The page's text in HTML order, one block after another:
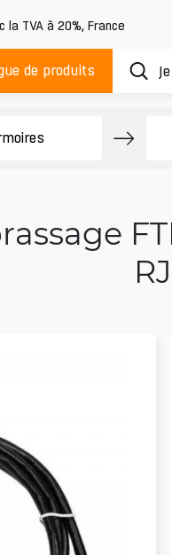
la TVA à 20%, France
de produits